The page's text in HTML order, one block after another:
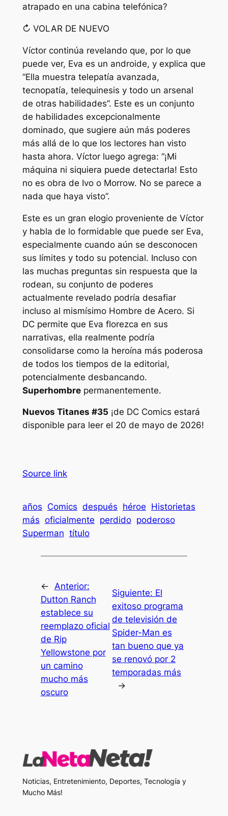
atrapado en una cabina telefónica?
↻ VOLAR DE NUEVO
Víctor continúa revelando que, por lo que
puede ver, Eva es un androide, y explica que
“Ella muestra telepatía avanzada,
tecnopatía, telequinesis y todo un arsenal
de otras habilidades”. Este es un conjunto
de habilidades excepcionalmente
dominado, que sugiere aún más poderes
más allá de lo que los lectores han visto
hasta ahora. Víctor luego agrega: “¡Mi
máquina ni siquiera puede detectarla! Esto
no es obra de Ivo o Morrow. No se parece a
nada que haya visto”.
Este es un gran elogio proveniente de Víctor
y habla de lo formidable que puede ser Eva,
especialmente cuando aún se desconocen
sus límites y todo su potencial. Incluso con
las muchas preguntas sin respuesta que la
rodean, su conjunto de poderes
actualmente revelado podría desafiar
incluso al mismísimo Hombre de Acero. Si
DC permite que Eva florezca en sus
narrativas, ella realmente podría
consolidarse como la heroína más poderosa
de todos los tiempos de la editorial,
potencialmente desbancando.
Superhombrepermanentemente.
Nuevos Titanes #35 ¡de DC Comics estará
disponible para leer el 20 de mayo de 2026!
Source link
años Comics después héroe Historietas
más oficialmente perdido poderoso
Superman título
←
Anterior:
Dutton Ranch
establece su
reemplazo oficial
de Rip
Yellowstone por
un camino
mucho más
oscuro
Siguiente: El
exitoso programa
de televisión de
Spider-Man es
tan bueno que ya
se renovó por 2
temporadas más
→
Noticias, Entretenimiento, Deportes, Tecnología y
Mucho Más!